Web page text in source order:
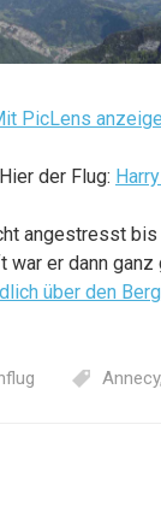
PicLens
der Flug:
angestresst
war er dann
über den
Annecy,